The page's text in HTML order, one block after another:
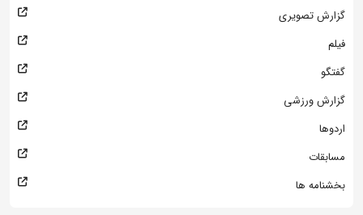
گزارش تصویری
فیلم
گفتگو
گزارش ورزشی
اردوها
مسابقات
بخشنامه ها